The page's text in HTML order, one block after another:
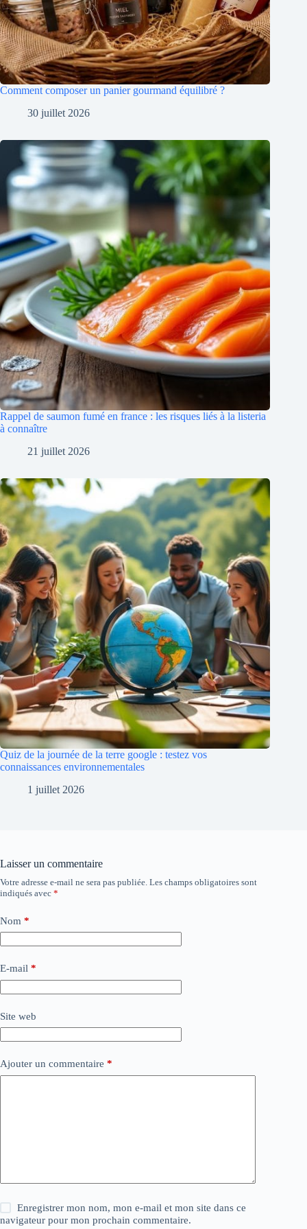
Comment composer un panier gourmand équilibré ?
30 juillet 2026
Rappel de saumon fumé en france : les risques liés à la listeria
à connaître
21 juillet 2026
Quiz de la journée de la terre google : testez vos
connaissances environnementales
1 juillet 2026
Laisser un commentaire
Votre adresse e-mail ne sera pas publiée. Les champs obligatoires sont
indiqués avec *
Nom *
E-mail *
Site web
Ajouter un commentaire *
Enregistrer mon nom, mon e-mail et mon site dans ce
navigateur pour mon prochain commentaire.